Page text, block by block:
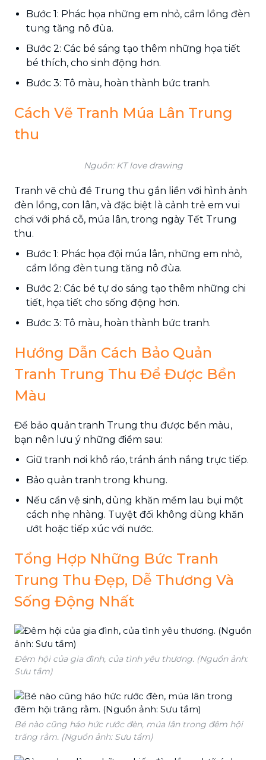
Bước 1: Phác họa những em nhỏ, cầm lồng đèn
tung tăng nô đùa.
Bước 2: Các bé sáng tạo thêm những họa tiết
bé thích, cho sinh động hơn.
Bước 3: Tô màu, hoàn thành bức tranh.
Cách Vẽ Tranh Múa Lân Trung
thu
Nguồn: KT love drawing
Tranh vẽ chủ đề Trung thu gắn liền với hình ảnh
đèn lồng, con lân, và đặc biệt là cảnh trẻ em vui
chơi với phá cỗ, múa lân, trong ngày Tết Trung
thu.
Bước 1: Phác họa đội múa lân, những em nhỏ,
cầm lồng đèn tung tăng nô đùa.
Bước 2: Các bé tự do sáng tạo thêm những chi
tiết, họa tiết cho sống động hơn.
Bước 3: Tô màu, hoàn thành bức tranh.
Hướng Dẫn Cách Bảo Quản
Tranh Trung Thu Để Được Bền
Màu
Để bảo quản tranh Trung thu được bền màu,
bạn nên lưu ý những điểm sau:
Giữ tranh nơi khô ráo, tránh ánh nắng trực tiếp.
Bảo quản tranh trong khung.
Nếu cần vệ sinh, dùng khăn mềm lau bụi một
cách nhẹ nhàng. Tuyệt đối không dùng khăn
ướt hoặc tiếp xúc với nước.
Tổng Hợp Những Bức Tranh
Trung Thu Đẹp, Dễ Thương Và
Sống Động Nhất
Đêm hội của gia đình, của tình yêu thương. (Nguồn ảnh:
Sưu tầm)
Bé nào cũng háo hức rước đèn, múa lân trong đêm hội
trăng rằm. (Nguồn ảnh: Sưu tầm)